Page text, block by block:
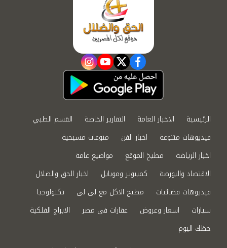
facebook
twitter
youtube
instagram
الرئيسية الاخبار العامة التقارير الخاصة
القسم الطبي
فيديوهات متنوعة
اخبار الفن
منوعات مسيحية
اخبار الرياضة
مطبخ الموقع
مواضيع عامة
الاقتصاد والبورصة
كمبيوتر وموبايل
اخبار الحق والضلال
فيديوهات فضائيات
مطبخ الاكل مع لى لى
تكنولوجيا
سيارات
اسعار وعروض عقارات في مصر
الابراج الفلكية
حظك اليوم